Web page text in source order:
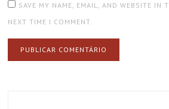
SAVE MY NAME, EMAIL, AND WEBSITE IN
NEXT TIME I COMMENT.